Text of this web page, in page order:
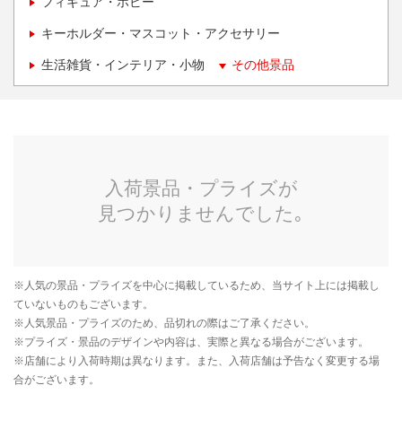
キーホルダー・マスコット・アクセサリー
生活雑貨・インテリア・小物 その他景品